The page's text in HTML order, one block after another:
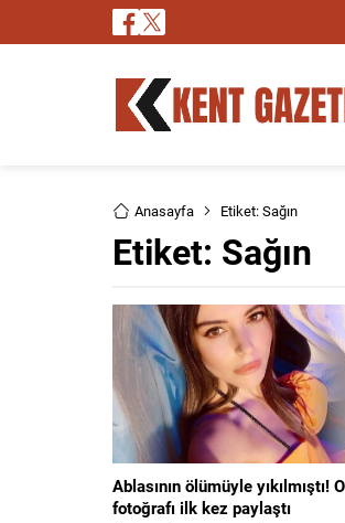
Anasayfa Etiket: Sağın
Etiket: Sağın
Ablasının ölümüyle yıkılmıştı! O
fotoğrafı ilk kez paylaştı